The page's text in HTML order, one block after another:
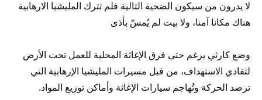
لا يدرون من سيكون الضحية التالية فلم تترك المليشيا الارهابية
هناك مكانا آمنا، ولا بيت لم يُمسّ بأذى
وضع كارثي يرغم حتى فرق الإغاثة المحلية للعمل تحت الأرض
لتفادي الاستهداف، من قبل مسيرات المليشيا الإرهابية التي
ترصد الحركة وتُهاجم سيارات الإغاثة وأماكن توزيع المواد.